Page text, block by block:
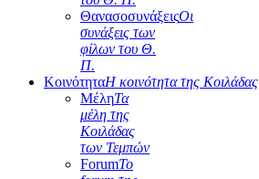
ΘανασοσυνάξειςΟι
συνάξεις των
φίλων του Θ.
Π.
ΚοινότηταΗ κοινότητα της Κοιλάδας
ΜέληΤα
μέλη της
Κοιλάδας
των Τεμπών
ForumΤο